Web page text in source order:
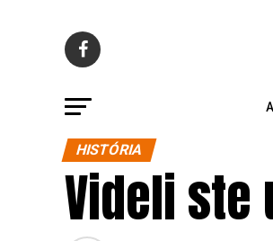
HISTÓRIA
Videli ste